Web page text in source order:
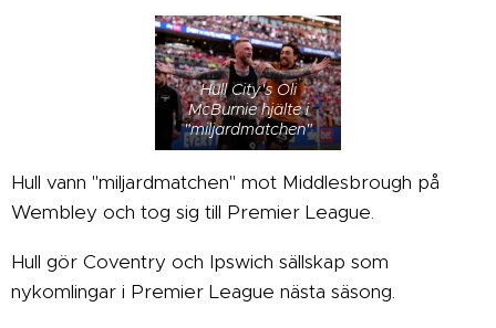
Hull City's Oli
McBurnie hjälte i
"miljardmatchen"
Hull vann "miljardmatchen" mot Middlesbrough på
Wembley och tog sig till Premier League.
Hull gör Coventry och Ipswich sällskap som
nykomlingar i Premier League nästa säsong.